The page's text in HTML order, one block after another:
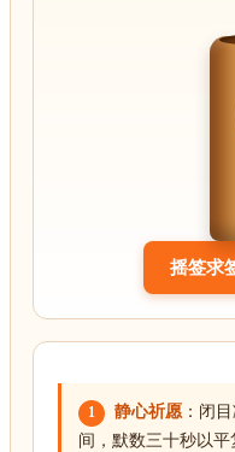
摇签求
1 静心祈愿 ：闭
间，默数三十秒以